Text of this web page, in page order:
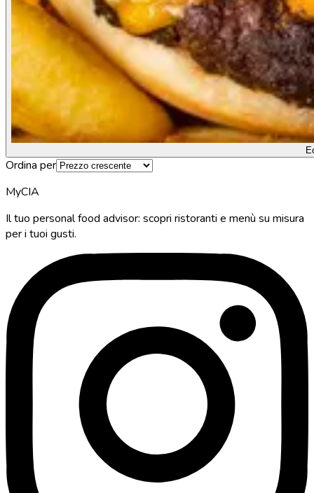
Ordina per
MyCIA
Il tuo personal food advisor: scopri ristoranti e menù su misura
per i tuoi gusti.